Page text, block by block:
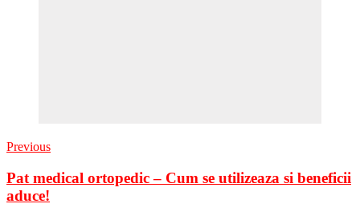
Previous
Pat medical ortopedic – Cum se utilizeaza si beneficii
aduce!